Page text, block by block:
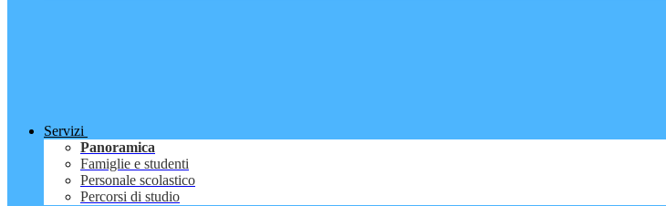
Servizi
Panoramica
Famiglie e studenti
Personale scolastico
Percorsi di studio